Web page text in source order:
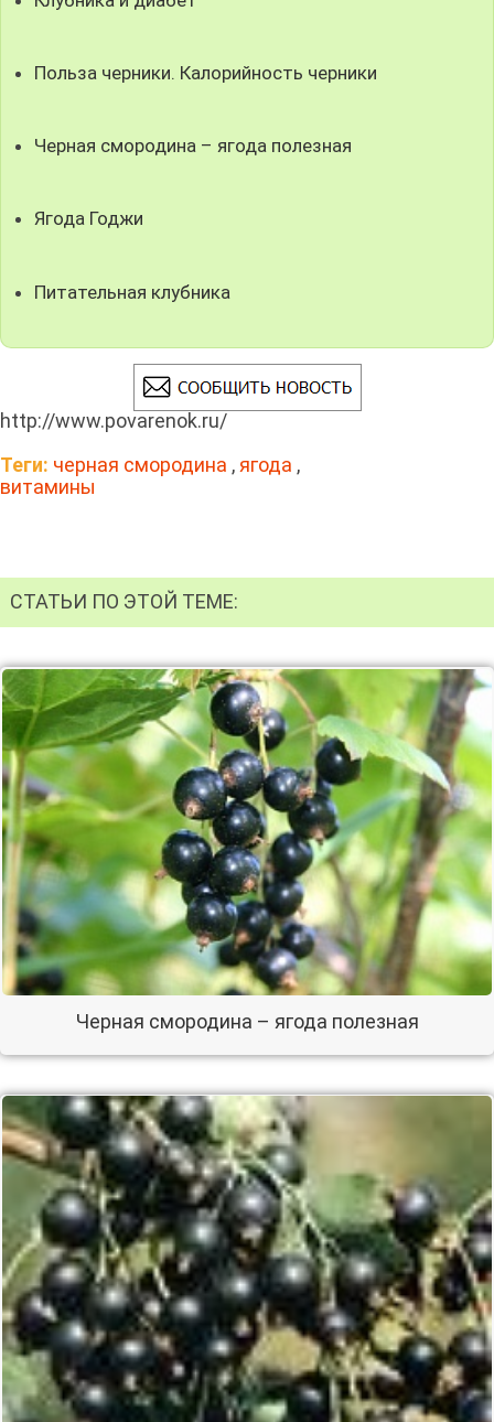
Польза черники. Калорийность черники
Черная смородина – ягода полезная
Ягода Годжи
Питательная клубника
http://www.povarenok.ru/
Теги: черная смородина , ягода ,
витамины
СТАТЬИ ПО ЭТОЙ ТЕМЕ:
Черная смородина – ягода полезная